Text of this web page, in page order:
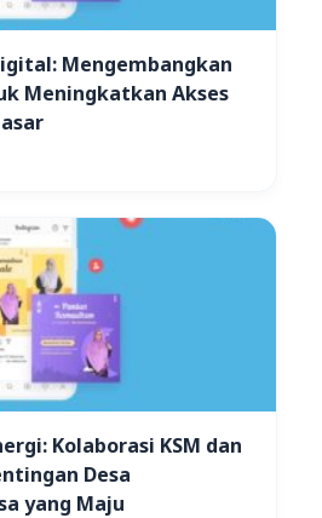
Mengembangkan
Meningkatkan Akses
Kolaborasi KSM dan
Desa
yang Maju